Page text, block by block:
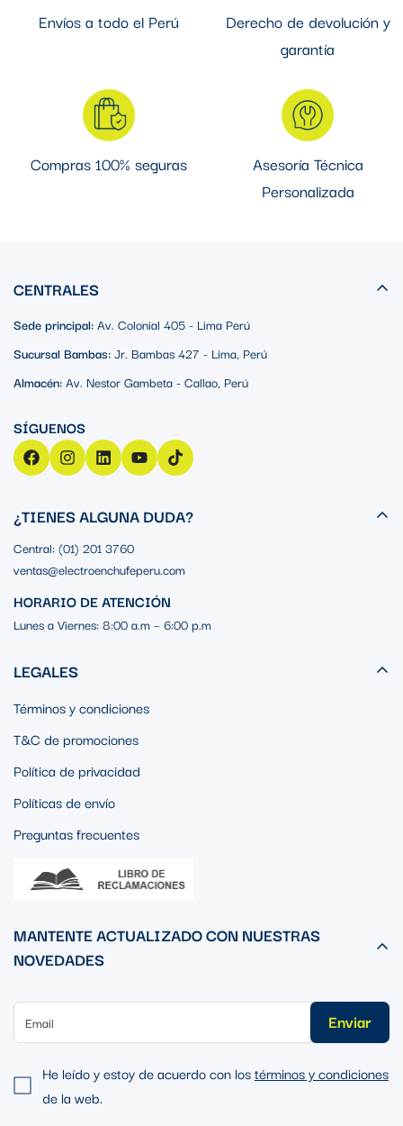
Envíos a todo el Perú
Derecho de devolución y
garantía
Compras 100% seguras
Asesoría Técnica
Personalizada
CENTRALES
Sede principal:Av. Colonial 405 - Lima Perú
Sucursal Bambas:Jr. Bambas 427 - Lima, Perú
Almacén:Av. Nestor Gambeta - Callao, Perú
¿TIENES ALGUNA DUDA?
Central: (01) 201 3760
ventas@electroenchufeperu.com
HORARIO DE ATENCIÓN
Lunes a Viernes: 8:00 a.m – 6:00 p.m
LEGALES
Términos y condiciones
T&C de promociones
Política de privacidad
Políticas de envío
Preguntas frecuentes
MANTENTE ACTUALIZADO CON NUESTRAS
NOVEDADES
Enviar
He leído y estoy de acuerdo con lostérminos y condiciones
de la web.